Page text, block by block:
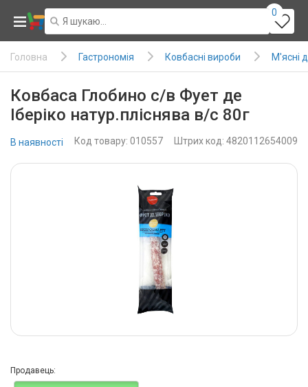
0
Головна Гастрономія Ковбасні вироби М'ясні
Ковбаса Глобино с/в Фует де
Іберіко натур.пліснява в/с 80г
В наявності Код товару: 010557 Штрих код: 4820112654009
Продавець: